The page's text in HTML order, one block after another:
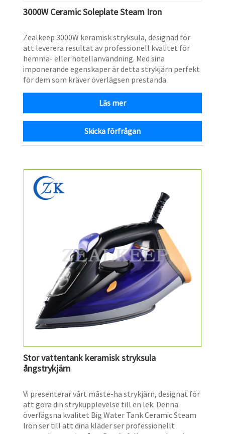
3000W Ceramic Soleplate Steam Iron
Zealkeep 3000W keramisk stryksula, designad för
att leverera resultat av professionell kvalitet för
hemma- eller hotellanvändning. Med sina
imponerande egenskaper är detta strykjärn perfekt
för dem som kräver överlägsen prestanda.
Läs mer
Skicka förfrågan
Stor vattentank keramisk stryksula
ångstrykjärn
​Vi presenterar vårt måste-ha strykjärn, designat för
att göra din strykupplevelse till en lek. Denna
överlägsna kvalitet Big Water Tank Ceramic Steam
Iron ser till att dina kläder ser professionellt